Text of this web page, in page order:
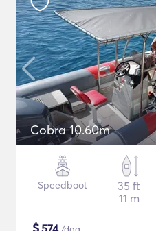
Cobra 10.60m
Speedboot
35 ft
11 m
574